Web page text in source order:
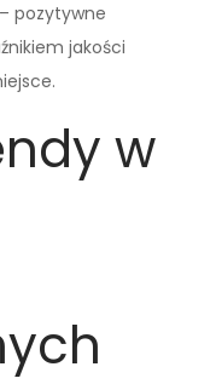
pozytywne
jakości
w